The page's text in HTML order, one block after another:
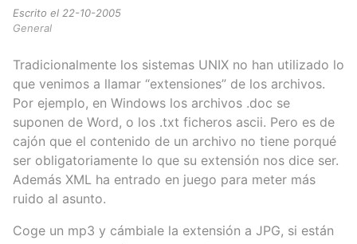
Escrito el 22-10-2005
General
Tradicionalmente los sistemas UNIX no han utilizado lo
que venimos a llamar “extensiones” de los archivos.
Por ejemplo, en Windows los archivos .doc se
suponen de Word, o los .txt ficheros ascii. Pero es de
cajón que el contenido de un archivo no tiene porqué
ser obligatoriamente lo que su extensión nos dice ser.
Además XML ha entrado en juego para meter más
ruido al asunto.
Coge un mp3 y cámbiale la extensión a JPG, si están